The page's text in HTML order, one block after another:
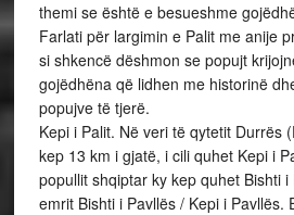
themi se është e besueshme
Farlati për largimin e Palit me anije
si shkencë dëshmon se popujt
gojëdhëna që lidhen me historinë
popujve të tjerë.
Kepi i Palit. Në veri të qytetit Durrës
kep 13 km i gjatë, i cili quhet Kepi i
popullit shqiptar ky kep quhet Bishti
emrit Bishti i Pavllës / Kepi i Pavllës.